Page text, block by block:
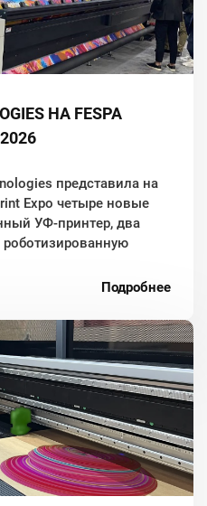
НА FESPA
представила на
Expo четыре новые
УФ-принтер, два
Подробнее